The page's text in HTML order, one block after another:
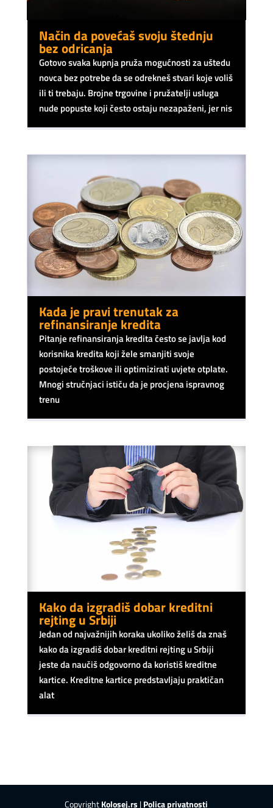
Način da povećaš svoju štednju
bez odricanja
Gotovo svaka kupnja pruža mogućnosti za uštedu
novca bez potrebe da se odrekneš stvari koje voliš
ili ti trebaju. Brojne trgovine i pružatelji usluga
nude popuste koji često ostaju nezapaženi, jer nis
Kada je pravi trenutak za
refinansiranje kredita
Pitanje refinansiranja kredita često se javlja kod
korisnika kredita koji žele smanjiti svoje
postojeće troškove ili optimizirati uvjete otplate.
Mnogi stručnjaci ističu da je procjena ispravnog
trenu
Kako da izgradiš dobar kreditni
rejting u Srbiji
Jedan od najvažnijih koraka ukoliko želiš da znaš
kako da izgradiš dobar kreditni rejting u Srbiji
jeste da naučiš odgovorno da koristiš kreditne
kartice. Kreditne kartice predstavljaju praktičan
alat
CopyrightKolosej.rs |Polica privatnosti